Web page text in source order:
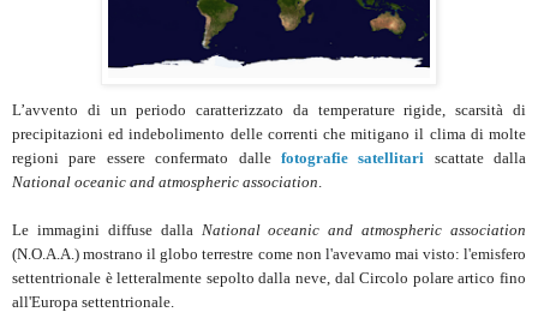
L’avvento di un periodo caratterizzato da temperature rigide, scarsità di
precipitazioni ed indebolimento delle correnti che mitigano il clima di molte
regioni pare essere confermato dalle fotografie satellitari
scattate dalla
National oceanic and atmospheric association
Le immagini diffuse dalla National oceanic and atmospheric association
(N.O.A.A.) mostrano il globo terrestre come non l'avevamo mai visto: l'emisfero
settentrionale è letteralmente sepolto dalla neve, dal Circolo polare artico fino
all'Europa settentrionale.